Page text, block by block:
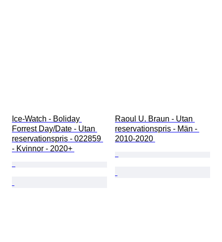
Ice-Watch - Boliday
Forrest Day/Date - Utan
reservationspris - 022859
- Kvinnor - 2020+
Raoul U. Braun - Utan
reservationspris - Män -
2010-2020